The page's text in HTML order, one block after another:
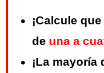
¡Calcule
de una a
¡La mayoría